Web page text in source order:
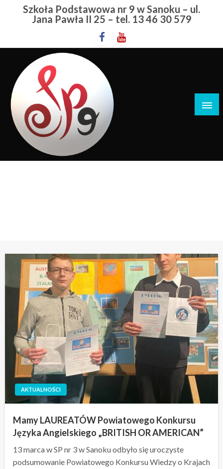
PrzejdźSzkoła Podstawowa nr 9 w Sanoku – ul.
Jana Pawła II 25 – tel. 13 46 30 579
AKTUALNOŚCI
Mamy LAUREATÓW Powiatowego Konkursu
Języka Angielskiego „BRITISH OR AMERICAN”
13 marca w SP nr 3 w Sanoku odbyło się uroczyste
podsumowanie Powiatowego Konkursu Wiedzy o Krajach